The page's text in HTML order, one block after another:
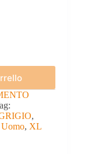
,
Uomo, XL